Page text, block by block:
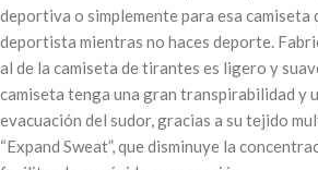
deportiva o simplemente para esa camiseta
deportista mientras no haces deporte.
al de la camiseta de tirantes es ligero y
camiseta tenga una gran transpirabilidad y
evacuación del sudor, gracias a su tejido
“Expand Sweat”, que disminuye la